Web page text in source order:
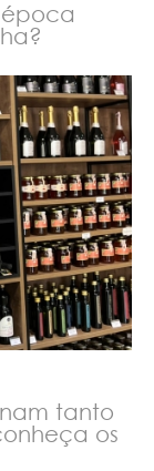
época
tanto
os